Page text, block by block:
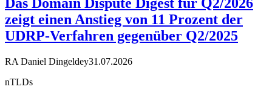
zeigt einen Anstieg von 11 Prozent der
UDRP-Verfahren gegenüber Q2/2025
RA Daniel Dingeldey31.07.2026
nTLDs